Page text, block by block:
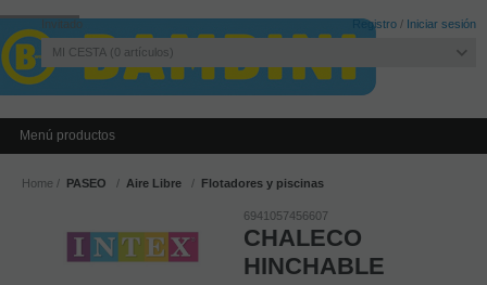
Invitado Registro / Iniciar sesión
MI CESTA 0 artículos
Menú productos
Home PASEO Aire Libre Flotadores y piscinas
6941057456607
CHALECO
HINCHABLE